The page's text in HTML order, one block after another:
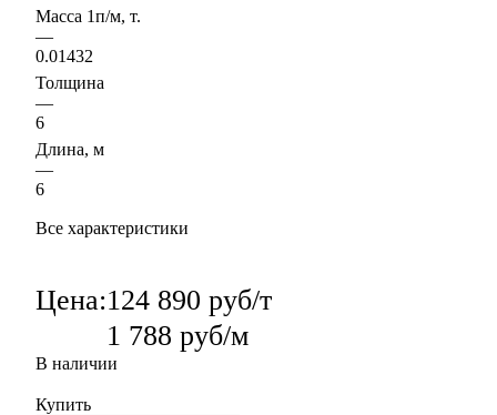
Масса 1п/м, т.
—
0.01432
Толщина
—
6
Длина, м
—
6
Все характеристики
Цена:124 890 руб/т
1 788 руб/м
В наличии
Купить